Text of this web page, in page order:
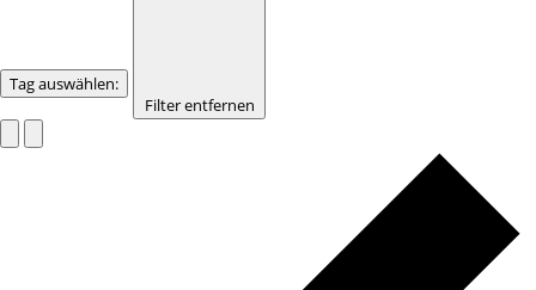
Tag auswählen:
Filter entfernen